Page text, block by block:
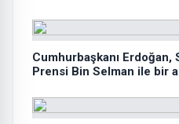
Cumhurbaşkanı
Prensi Bin Selman ile bir